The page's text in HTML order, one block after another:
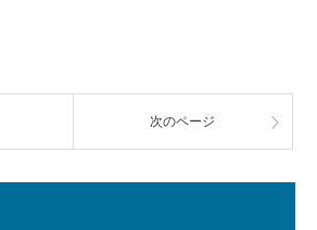
次のページ